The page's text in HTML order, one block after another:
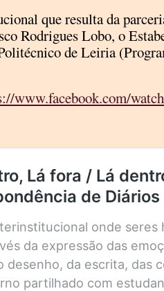
que resulta da
Rodrigues Lobo, o
de Leiria
www.facebook.com/